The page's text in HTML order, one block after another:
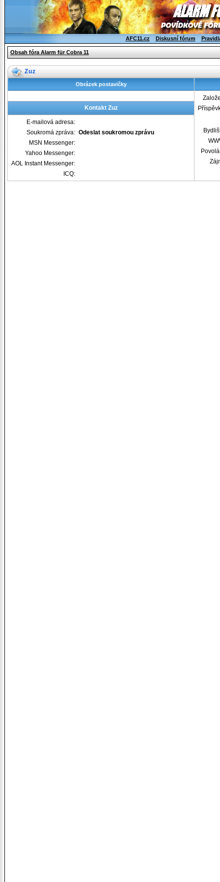
AFC11.cz Diskusní fórum
Obsah fóra Alarm für Cobra 11
Zuz
Obrázek postavičky
Kontakt Zuz
E-mailová adresa:
Soukromá zpráva: Odeslat soukromou zprávu
MSN Messenger:
Yahoo Messenger:
AOL Instant Messenger:
ICQ: